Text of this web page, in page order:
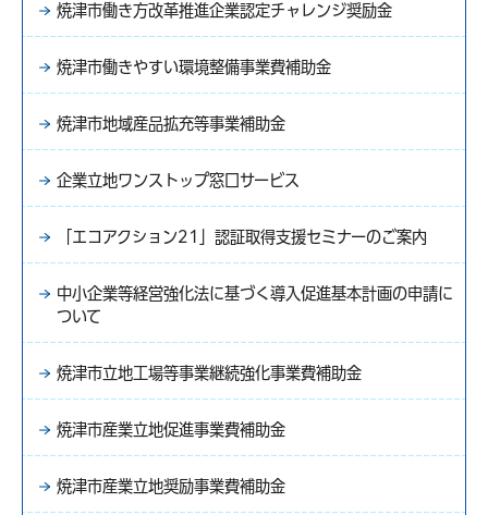
焼津市働き方改革推進企業認定チャレンジ奨励金
焼津市働きやすい環境整備事業費補助金
焼津市地域産品拡充等事業補助金
企業立地ワンストップ窓口サービス
「エコアクション21」認証取得支援セミナーのご案内
中小企業等経営強化法に基づく導入促進基本計画の申請に
ついて
焼津市立地工場等事業継続強化事業費補助金
焼津市産業立地促進事業費補助金
焼津市産業立地奨励事業費補助金